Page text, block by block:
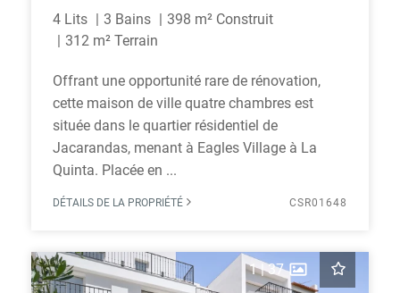
4 Lits 3 Bains
398 m² Construit
312 m² Terrain
Offrant une opportunité rare de rénovation,
cette maison de ville quatre chambres est
située dans le quartier résidentiel de
Jacarandas, menant à Eagles Village à La
Quinta. Placée en ...
DÉTAILS DE LA PROPRIÉTÉ CSR01648
1|37